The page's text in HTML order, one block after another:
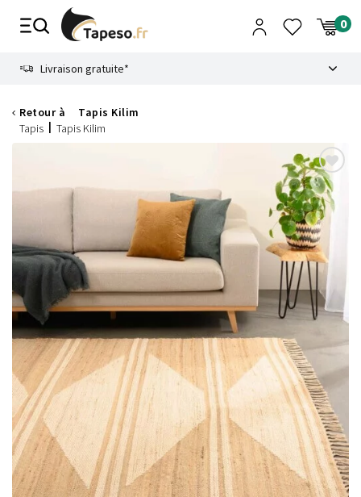
Livraison gratuite*
Retour à
Tapis Kilim
Tapis
Tapis Kilim